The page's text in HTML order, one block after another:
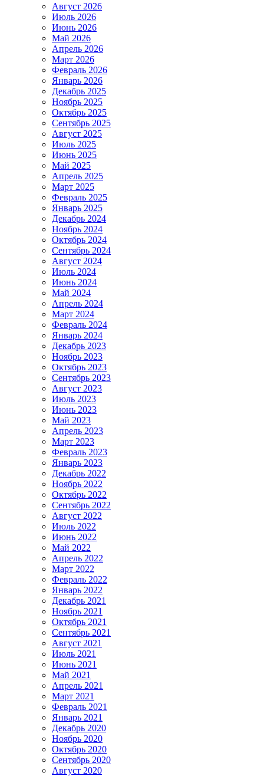
Август 2026
Июль 2026
Июнь 2026
Май 2026
Апрель 2026
Март 2026
Февраль 2026
Январь 2026
Декабрь 2025
Ноябрь 2025
Октябрь 2025
Сентябрь 2025
Август 2025
Июль 2025
Июнь 2025
Май 2025
Апрель 2025
Март 2025
Февраль 2025
Январь 2025
Декабрь 2024
Ноябрь 2024
Октябрь 2024
Сентябрь 2024
Август 2024
Июль 2024
Июнь 2024
Май 2024
Апрель 2024
Март 2024
Февраль 2024
Январь 2024
Декабрь 2023
Ноябрь 2023
Октябрь 2023
Сентябрь 2023
Август 2023
Июль 2023
Июнь 2023
Май 2023
Апрель 2023
Март 2023
Февраль 2023
Январь 2023
Декабрь 2022
Ноябрь 2022
Октябрь 2022
Сентябрь 2022
Август 2022
Июль 2022
Июнь 2022
Май 2022
Апрель 2022
Март 2022
Февраль 2022
Январь 2022
Декабрь 2021
Ноябрь 2021
Октябрь 2021
Сентябрь 2021
Август 2021
Июль 2021
Июнь 2021
Май 2021
Апрель 2021
Март 2021
Февраль 2021
Январь 2021
Декабрь 2020
Ноябрь 2020
Октябрь 2020
Сентябрь 2020
Август 2020